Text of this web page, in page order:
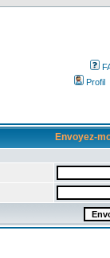
Profil
Envoyez-